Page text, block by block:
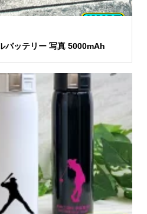
バッテリー 写真 5000mAh